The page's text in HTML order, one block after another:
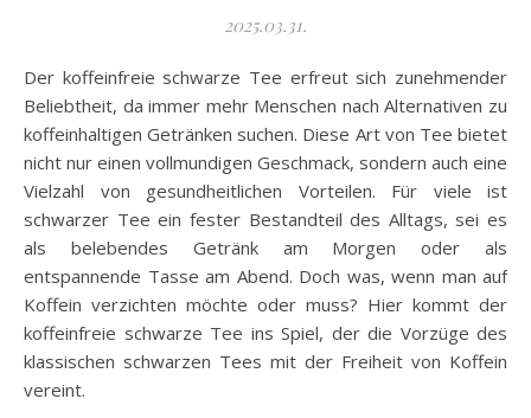
2025.03.31.
Der koffeinfreie schwarze Tee erfreut sich zunehmender
Beliebtheit, da immer mehr Menschen nach Alternativen zu
koffeinhaltigen Getränken suchen. Diese Art von Tee bietet
nicht nur einen vollmundigen Geschmack, sondern auch eine
Vielzahl von gesundheitlichen Vorteilen. Für viele ist
schwarzer Tee ein fester Bestandteil des Alltags, sei es
als belebendes Getränk am Morgen oder als
entspannende Tasse am Abend. Doch was, wenn man auf
Koffein verzichten möchte oder muss? Hier kommt der
koffeinfreie schwarze Tee ins Spiel, der die Vorzüge des
klassischen schwarzen Tees mit der Freiheit von Koffein
vereint.